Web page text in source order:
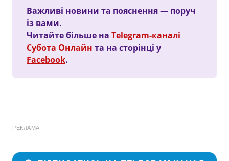
Важливі новини та пояснення — поруч
із вами.
Читайте більше на Telegram-каналі
Субота Онлайн та на сторінці у
Facebook.
РЕКЛАМА